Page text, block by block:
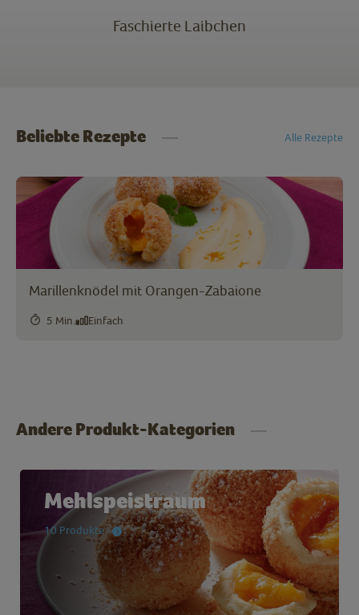
Faschierte Laibchen
Beliebte Rezepte Alle Rezepte
Marillenknödel mit Orangen-Zabaione
5 Min. Einfach
Andere Produkt-Kategorien
Mehlspeistraum
10 Produkte